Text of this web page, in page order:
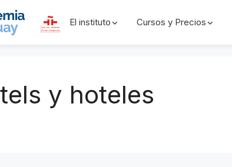
El instituto Cursos y Precios
y hoteles